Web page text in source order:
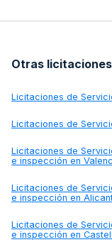
Otras
Licitaciones de
Licitaciones de
Licitaciones de
e inspección en
Licitaciones de
e inspección en
Licitaciones de
e inspección en